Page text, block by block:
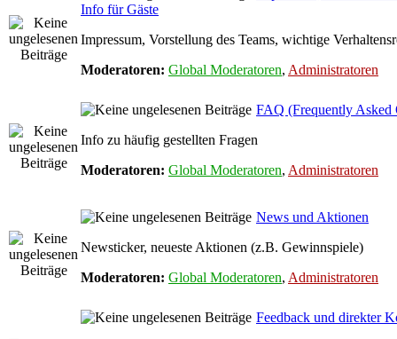
Info für Gäste
Impressum, Vorstellung des Teams, wichtige
Moderatoren: Global Moderatoren, Administratoren
FAQ (Frequently Asked
Info zu häufig gestellten Fragen
Moderatoren: Global Moderatoren, Administratoren
News und Aktionen
Newsticker, neueste Aktionen (z.B. Gewinnspiele)
Moderatoren: Global Moderatoren, Administratoren
Feedback und direkter